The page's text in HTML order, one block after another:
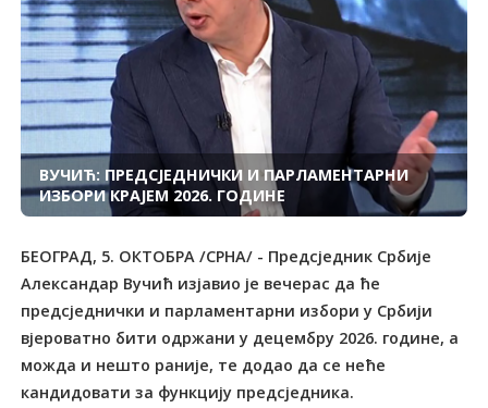
ВУЧИЋ: ПРЕДСЈЕДНИЧКИ И ПАРЛАМЕНТАРНИ
ИЗБОРИ КРАЈЕМ 2026. ГОДИНЕ
БЕОГРАД, 5. ОКТОБРА /СРНА/ - Предсједник Србије
Александар Вучић изјавио је вечерас да ће
предсједнички и парламентарни избори у Србији
вјероватно бити одржани у децембру 2026. године, а
можда и нешто раније, те додао да се неће
кандидовати за функцију предсједника.